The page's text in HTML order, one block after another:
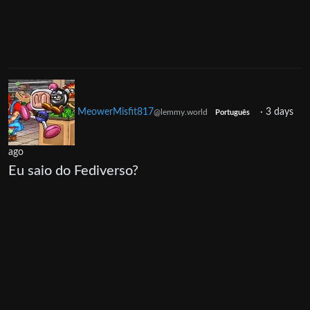
MeowerMisfit817@lemmy.world Português · 3 days
ago
Eu saio do Fediverso?